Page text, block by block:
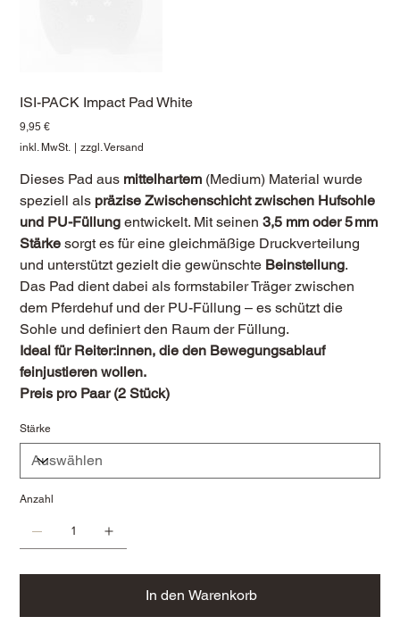
ISI-PACK Impact Pad White
Preis
9,95 €
inkl. MwSt. | zzgl. Versand
Dieses Pad aus mittelhartem (Medium) Material wurde
speziell als präzise Zwischenschicht zwischen Hufsohle
und PU-Füllung entwickelt. Mit seinen 3,5 mm oder 5 mm
Stärke sorgt es für eine gleichmäßige Druckverteilung
und unterstützt gezielt die gewünschte Beinstellung.
Das Pad dient dabei als formstabiler Träger zwischen
dem Pferdehuf und der PU-Füllung – es schützt die
Sohle und definiert den Raum der Füllung.
Ideal für Reiter:innen, die den Bewegungsablauf
feinjustieren wollen.
Preis pro Paar (2 Stück)
Stärke
Anzahl
In den Warenkorb